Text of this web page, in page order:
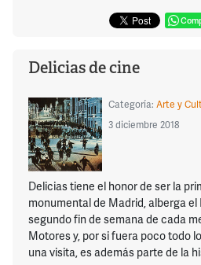
Delicias de cine
Categoría: Arte y
3 diciembre 2018
Delicias tiene el honor de ser la
monumental de Madrid, alberga
segundo fin de semana de cada
Motores y, por si fuera poco todo
una visita, es además parte de la